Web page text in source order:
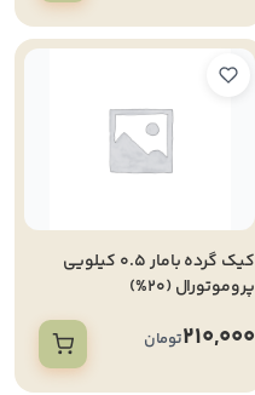
کیک گرده بامار 0.5 کیلویی
پروموتورال (20%)
210,000تومان